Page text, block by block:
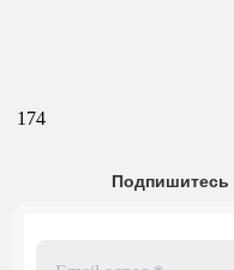
174
Подпишитесь